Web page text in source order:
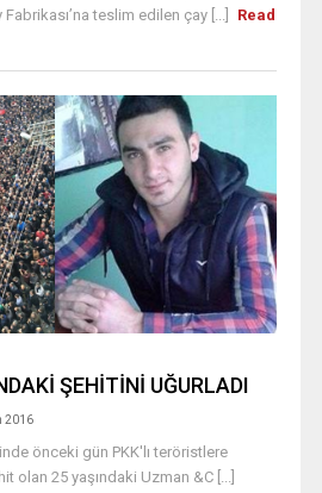
teslim edilen çay [...]
Read
ŞEHİTİNİ UĞURLADI
2016
önceki gün PKK'lı teröristlere
olan 25 yaşındaki Uzman &C [...]